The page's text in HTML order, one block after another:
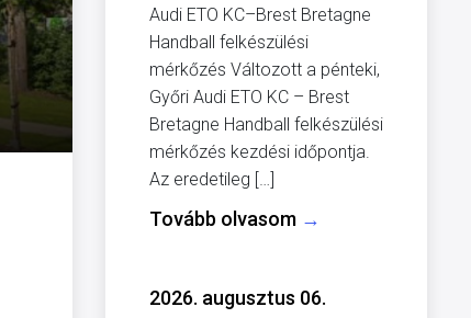
Audi ETO KC–Brest Bretagne
Handball felkészülési
mérkőzés Változott a pénteki,
Győri Audi ETO KC – Brest
Bretagne Handball felkészülési
mérkőzés kezdési időpontja.
Az eredetileg […]
Tovább olvasom →
2026. augusztus 06.